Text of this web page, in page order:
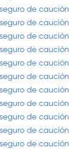
de caución
de caución
de caución
de caución
de caución
de caución
de caución
de caución
de caución
de caución
de caución